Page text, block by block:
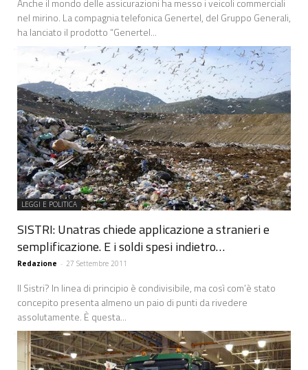
Anche il mondo delle assicurazioni ha messo i veicoli commerciali
nel mirino. La compagnia telefonica Genertel, del Gruppo Generali,
ha lanciato il prodotto “Genertel...
LEGGI E POLITICA
SISTRI: Unatras chiede applicazione a stranieri e
semplificazione. E i soldi spesi indietro…
Redazione - 27 Settembre 2011
Il Sistri? In linea di principio è condivisibile, ma così com’è stato
concepito presenta almeno un paio di punti da rivedere
assolutamente. È questa...